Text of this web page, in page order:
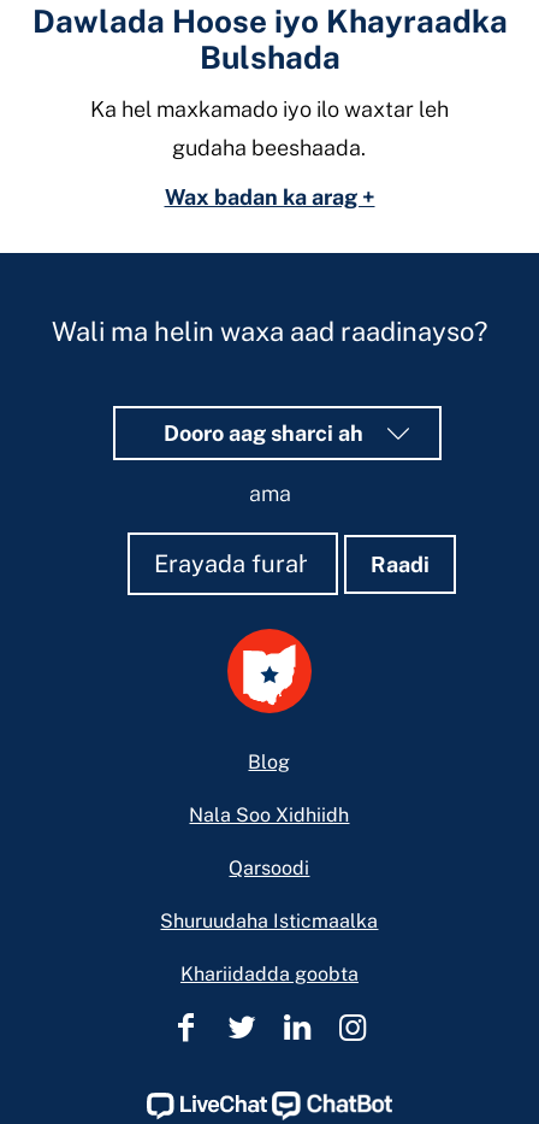
Dawlada Hoose iyo Khayraadka
Bulshada
Ka hel maxkamado iyo ilo waxtar leh
gudaha beeshaada.
Wax badan ka arag +
Wali ma helin waxa aad raadinayso?
Dooro aag sharci ah
ama
Raadi
Raadi Raadi
Blog
Nala Soo Xidhiidh
Qarsoodi
Shuruudaha Isticmaalka
Khariidadda goobta
Caawinta
Ohio
Caawinta
Ohio
Caawinta
Ohio
Caawinta
Ohio